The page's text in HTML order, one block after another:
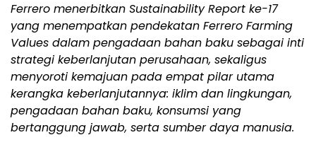
Ferrero menerbitkan Sustainability Report ke-17
yang menempatkan pendekatan Ferrero Farming
Values dalam pengadaan bahan baku sebagai inti
strategi keberlanjutan perusahaan, sekaligus
menyoroti kemajuan pada empat pilar utama
kerangka keberlanjutannya: iklim dan lingkungan,
pengadaan bahan baku, konsumsi yang
bertanggung jawab, serta sumber daya manusia.